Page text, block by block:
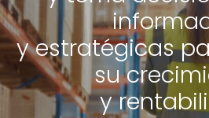
y estratégicas
su
y